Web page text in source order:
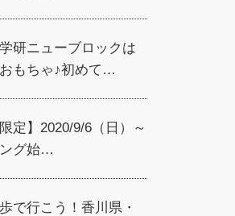
研ニューブロックは
もちゃ♪初めて…
定】2020/9/6（日）～
グ始…
で行こう！香川県・